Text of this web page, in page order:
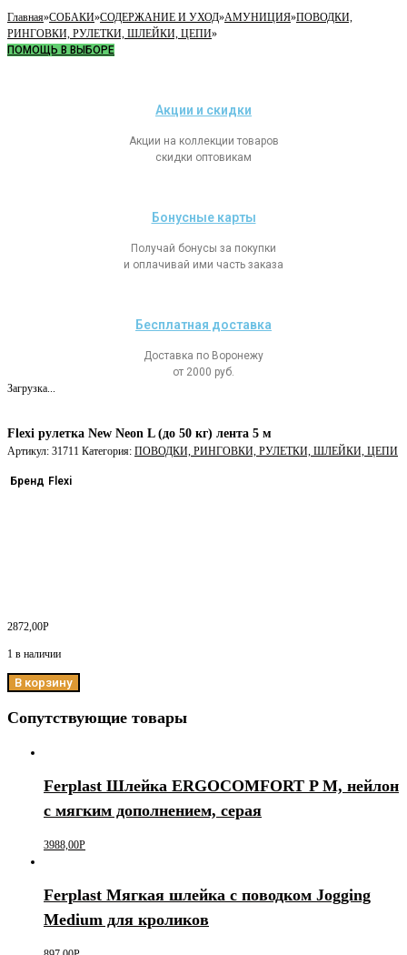
Главная»СОБАКИ»СОДЕРЖАНИЕ И УХОД»АМУНИЦИЯ»ПОВОДКИ,
РИНГОВКИ, РУЛЕТКИ, ШЛЕЙКИ, ЦЕПИ»
ПОМОЩЬ В ВЫБОРЕ
Акции и скидки
Акции на коллекции товаров
скидки оптовикам
Бонусные карты
Получай бонусы за покупки
и оплачивай ими часть заказа
Бесплатная доставка
Доставка по Воронежу
от 2000 руб.
Загрузка...
Flexi рулетка New Neon L (до 50 кг) лента 5 м
Артикул: 31711 Категория: ПОВОДКИ, РИНГОВКИ, РУЛЕТКИ, ШЛЕЙКИ, ЦЕПИ
Бренд Flexi
2872,00Р
1 в наличии
В корзину
Сопутствующие товары
Ferplast Шлейка ERGOCOMFORT P М, нейлон
с мягким дополнением, серая
3988,00Р
Ferplast Мягкая шлейка с поводком Jogging
Medium для кроликов